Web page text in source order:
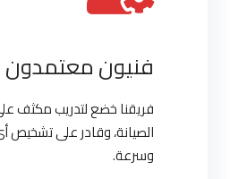
فنيون معتمدون
فريقنا خضع لتدريب مكثف
الصيانة، وقادر على
وسرعة.